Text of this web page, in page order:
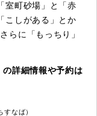
室町砂場」と「赤
こしがある」とか
らに「もっちり」
詳細情報や予約は
なば）